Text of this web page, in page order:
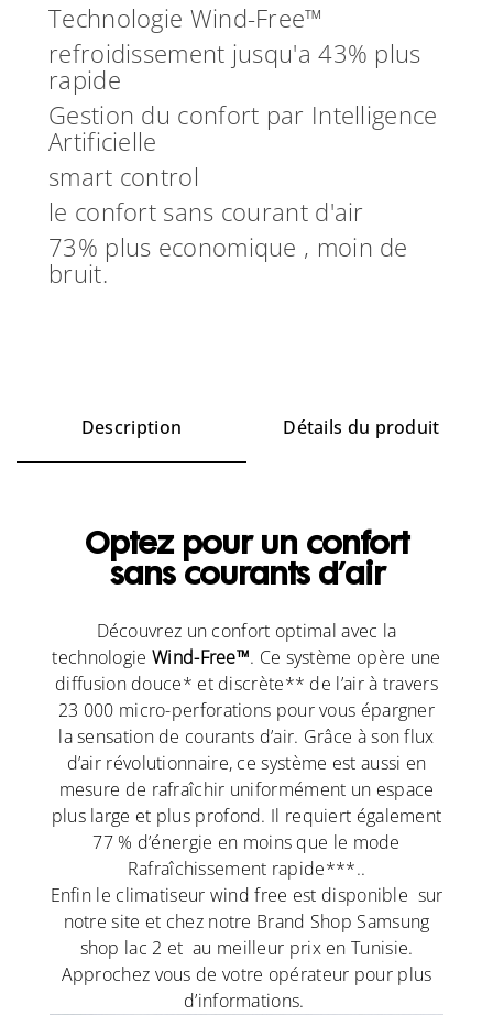
Technologie Wind-Free™
refroidissement jusqu'a 43% plus
rapide
Gestion du confort par Intelligence
Artificielle
smart control
le confort sans courant d'air
73% plus economique , moin de
bruit.
Description Détails du produit
Optez pour un confort
sans courants d’air
Découvrez un confort optimal avec la
technologie Wind-Free™. Ce système opère une
diffusion douce* et discrète** de l’air à travers
23 000 micro-perforations pour vous épargner
la sensation de courants d’air. Grâce à son flux
d’air révolutionnaire, ce système est aussi en
mesure de rafraîchir uniformément un espace
plus large et plus profond. Il requiert également
77 % d’énergie en moins que le mode
Rafraîchissement rapide***..
Enfin le climatiseur wind free est disponible sur
notre site et chez notre Brand Shop Samsung
shop lac 2 et au meilleur prix en Tunisie.
Approchez vous de votre opérateur pour plus
d’informations.